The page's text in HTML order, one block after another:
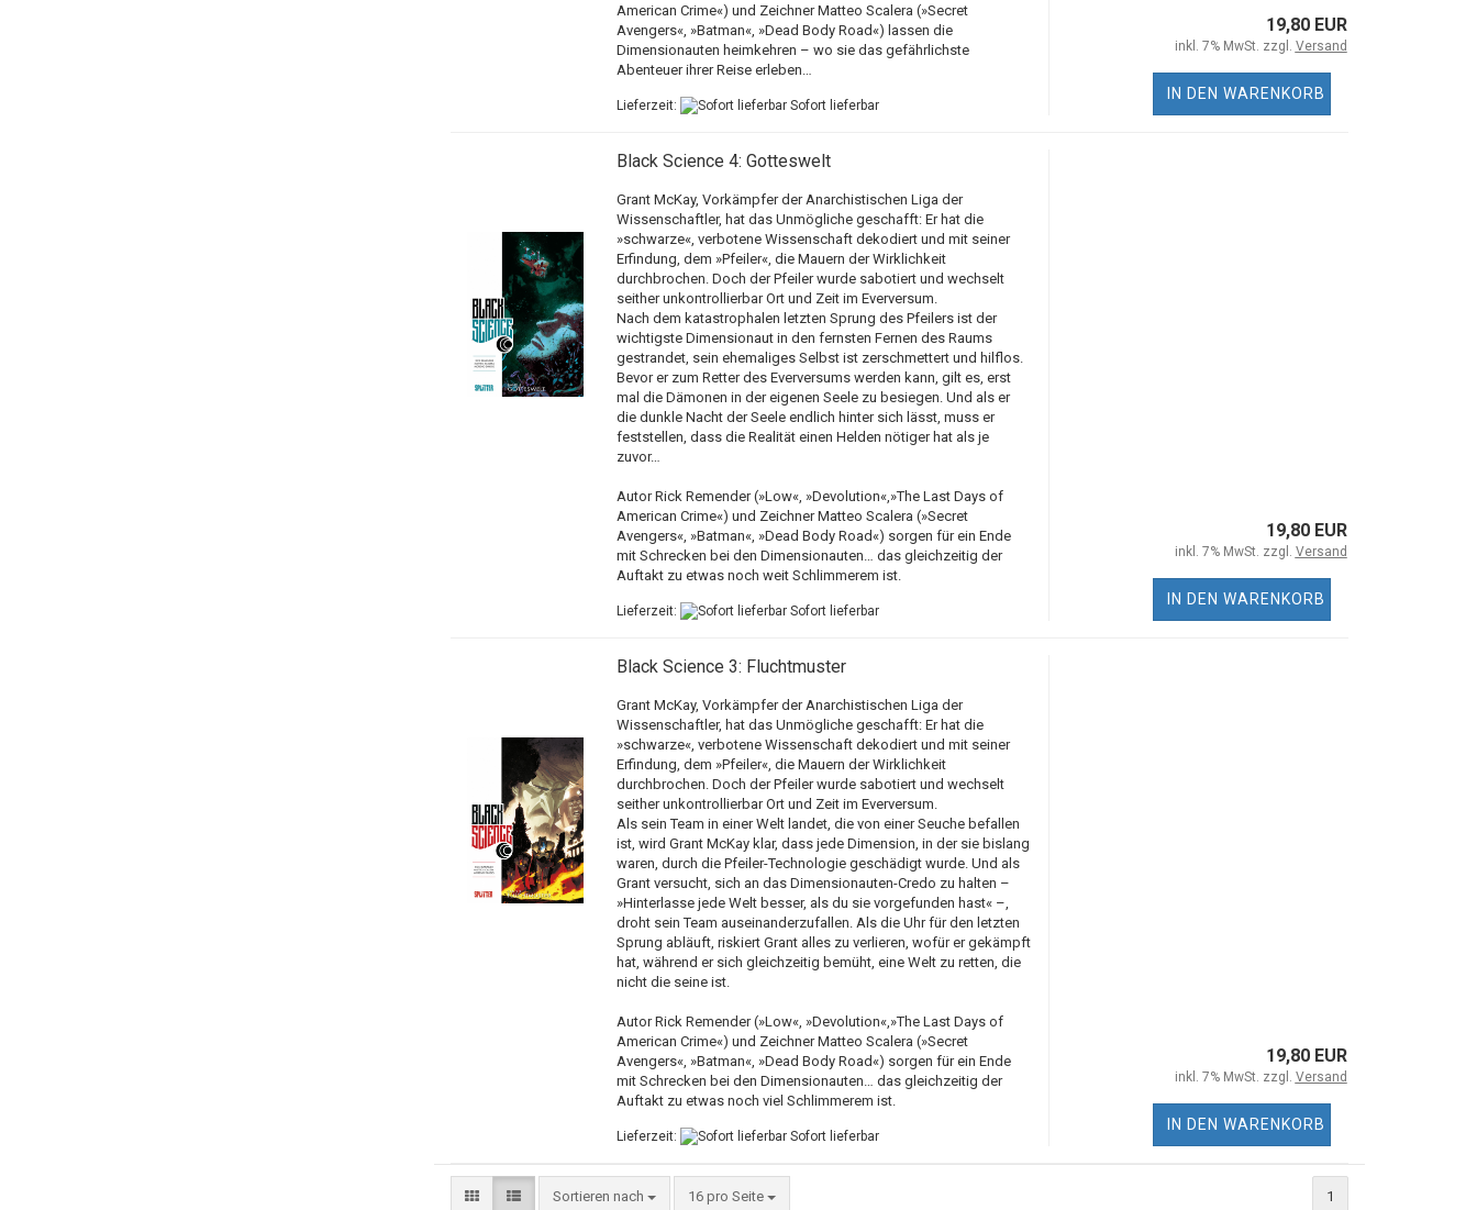
American Crime«) und Zeichner Matteo Scalera (»Secret
Avengers«, »Batman«, »Dead Body Road«) lassen die
Dimensionauten heimkehren – wo sie das gefährlichste
Abenteuer ihrer Reise erleben…
Lieferzeit: Sofort lieferbar
19,80 EUR
inkl. 7% MwSt. zzgl. Versand
IN DEN WARENKORB
Black Science 4: Gotteswelt
Grant McKay, Vorkämpfer der Anarchistischen Liga der
Wissenschaftler, hat das Unmögliche geschafft: Er hat die
»schwarze«, verbotene Wissenschaft dekodiert und mit seiner
Erfindung, dem »Pfeiler«, die Mauern der Wirklichkeit
durchbrochen. Doch der Pfeiler wurde sabotiert und wechselt
seither unkontrollierbar Ort und Zeit im Everversum.
Nach dem katastrophalen letzten Sprung des Pfeilers ist der
wichtigste Dimensionaut in den fernsten Fernen des Raums
gestrandet, sein ehemaliges Selbst ist zerschmettert und hilflos.
Bevor er zum Retter des Everversums werden kann, gilt es, erst
mal die Dämonen in der eigenen Seele zu besiegen. Und als er
die dunkle Nacht der Seele endlich hinter sich lässt, muss er
feststellen, dass die Realität einen Helden nötiger hat als je
zuvor…
Autor Rick Remender (»Low«, »Devolution«,»The Last Days of
American Crime«) und Zeichner Matteo Scalera (»Secret
Avengers«, »Batman«, »Dead Body Road«) sorgen für ein Ende
mit Schrecken bei den Dimensionauten… das gleichzeitig der
Auftakt zu etwas noch weit Schlimmerem ist.
Lieferzeit: Sofort lieferbar
19,80 EUR
inkl. 7% MwSt. zzgl. Versand
IN DEN WARENKORB
Black Science 3: Fluchtmuster
Grant McKay, Vorkämpfer der Anarchistischen Liga der
Wissenschaftler, hat das Unmögliche geschafft: Er hat die
»schwarze«, verbotene Wissenschaft dekodiert und mit seiner
Erfindung, dem »Pfeiler«, die Mauern der Wirklichkeit
durchbrochen. Doch der Pfeiler wurde sabotiert und wechselt
seither unkontrollierbar Ort und Zeit im Everversum.
Als sein Team in einer Welt landet, die von einer Seuche befallen
ist, wird Grant McKay klar, dass jede Dimension, in der sie bislang
waren, durch die Pfeiler-Technologie geschädigt wurde. Und als
Grant versucht, sich an das Dimensionauten-Credo zu halten –
»Hinterlasse jede Welt besser, als du sie vorgefunden hast« –,
droht sein Team auseinanderzufallen. Als die Uhr für den letzten
Sprung abläuft, riskiert Grant alles zu verlieren, wofür er gekämpft
hat, während er sich gleichzeitig bemüht, eine Welt zu retten, die
nicht die seine ist.
Autor Rick Remender (»Low«, »Devolution«,»The Last Days of
American Crime«) und Zeichner Matteo Scalera (»Secret
Avengers«, »Batman«, »Dead Body Road«) sorgen für ein Ende
mit Schrecken bei den Dimensionauten… das gleichzeitig der
Auftakt zu etwas noch viel Schlimmerem ist.
Lieferzeit: Sofort lieferbar
19,80 EUR
inkl. 7% MwSt. zzgl. Versand
IN DEN WARENKORB
Sortieren nach 16 pro Seite 1